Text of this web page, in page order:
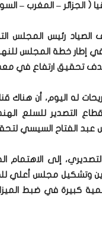
( الجزائر – المغرب –
رئيس المجلس
في إطار خطة المجلس
في معدلات التصدير بنسبة 10 إلي 15%
له اليوم، أن هناك
التصدير للسلع
عبد الفتاح السيسي
إلى
وتشكيل مجلس أعلي
كبيرة في ضبط